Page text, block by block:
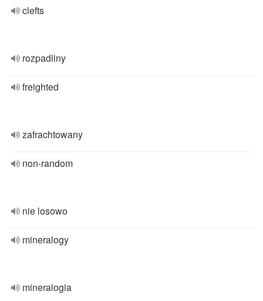
clefts
rozpadliny
freighted
zafrachtowany
non-random
nie losowo
mineralogy
mineralogia